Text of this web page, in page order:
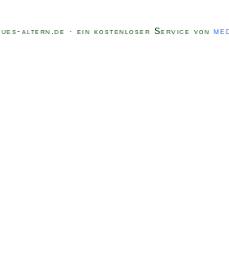
altern.de · ein kostenloser Service von